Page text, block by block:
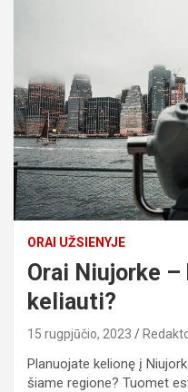
ORAI UŽSIENYJE
Orai Niujorke
keliauti?
15 rugpjūčio, 2023
Planuojate kelionę į
šiame regione? Tuomet